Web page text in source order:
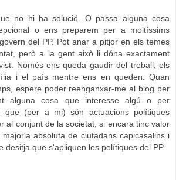
no hi ha solució. O passa alguna cosa
o ens preparem per a moltíssims
del PP. Pot anar a pitjor en els temes
però a la gent això li dóna exactament
Només ens queda gaudir del treball, els
i el país mentre ens en queden. Quan
espere poder reenganxar-me al blog per
alguna cosa que interesse algú o per
que (per a mi) són actuacions polítiques
al conjunt de la societat, si encara tinc valor
absoluta de ciutadans capicasalins i
desitja que s'apliquen les polítiques del PP.